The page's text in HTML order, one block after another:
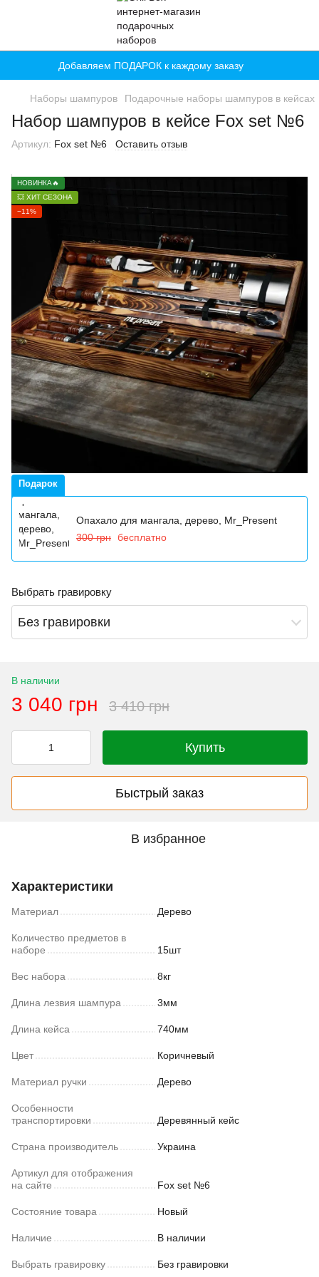
Добавляем ПОДАРОК к каждому заказу
Наборы шампуров Подарочные наборы шампуров в кейсах
Набор шампуров в кейсе Fox set №6
Артикул: Fox set №6 Оставить отзыв
НОВИНКА🔥
💥 ХИТ СЕЗОНА
−11%
Подарок
Опахало для мангала, дерево, Mr_Present
300 грн бесплатно
Выбрать гравировку
Без гравировки
В наличии
3 040 грн 3 410 грн
Купить
Быстрый заказ
В избранное
Характеристики
Материал Дерево
Количество предметов в
наборе
15шт
Вес набора 8кг
Длина лезвия шампура 3мм
Длина кейса 740мм
Цвет Коричневый
Материал ручки Дерево
Особенности
транспортировки
Деревянный кейс
Страна производитель Украина
Артикул для отображения
на сайте
Fox set №6
Состояние товара Новый
Наличие В наличии
Выбрать гравировку Без гравировки